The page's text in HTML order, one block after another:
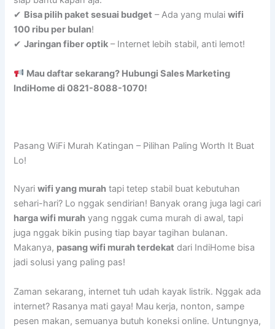
✔ Bisa pilih paket sesuai budget – Ada yang mulaiwifi
100 ribu per bulan!
✔Jaringan fiber optik – Internet lebih stabil, anti lemot!
Mau daftar sekarang? Hubungi Sales Marketing
IndiHome di 0821-8088-1070!
Pasang WiFi Murah Katingan – Pilihan Paling Worth It Buat
Lo!
Nyariwifi yang murah tapi tetep stabil buat kebutuhan
sehari-hari? Lo nggak sendirian! Banyak orang juga lagi cari
harga wifi murah yang nggak cuma murah di awal, tapi
juga nggak bikin pusing tiap bayar tagihan bulanan.
Makanya, pasang wifi murah terdekat dari IndiHome bisa
jadi solusi yang paling pas!
Zaman sekarang, internet tuh udah kayak listrik. Nggak ada
internet? Rasanya mati gaya! Mau kerja, nonton, sampe
pesen makan, semuanya butuh koneksi online. Untungnya,